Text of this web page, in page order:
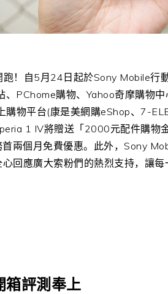
！自5 月24日起於Sony Mobile行
PChome購物、Yahoo奇摩購物中
購物平台(康是美網購eShop、 7-
1 IV將贈送「2000元配件購物
兩個月免費優惠。此外， Sony
回應廣大索粉們的熱烈支持，讓
評測奉上